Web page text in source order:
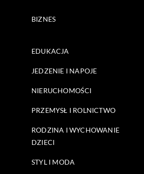
BIZNES
EDUKACJA
JEDZENIE I NAPOJE
NIERUCHOMOŚCI
PRZEMYSŁ I ROLNICTWO
RODZINA I WYCHOWANIE
DZIECI
STYL I MODA